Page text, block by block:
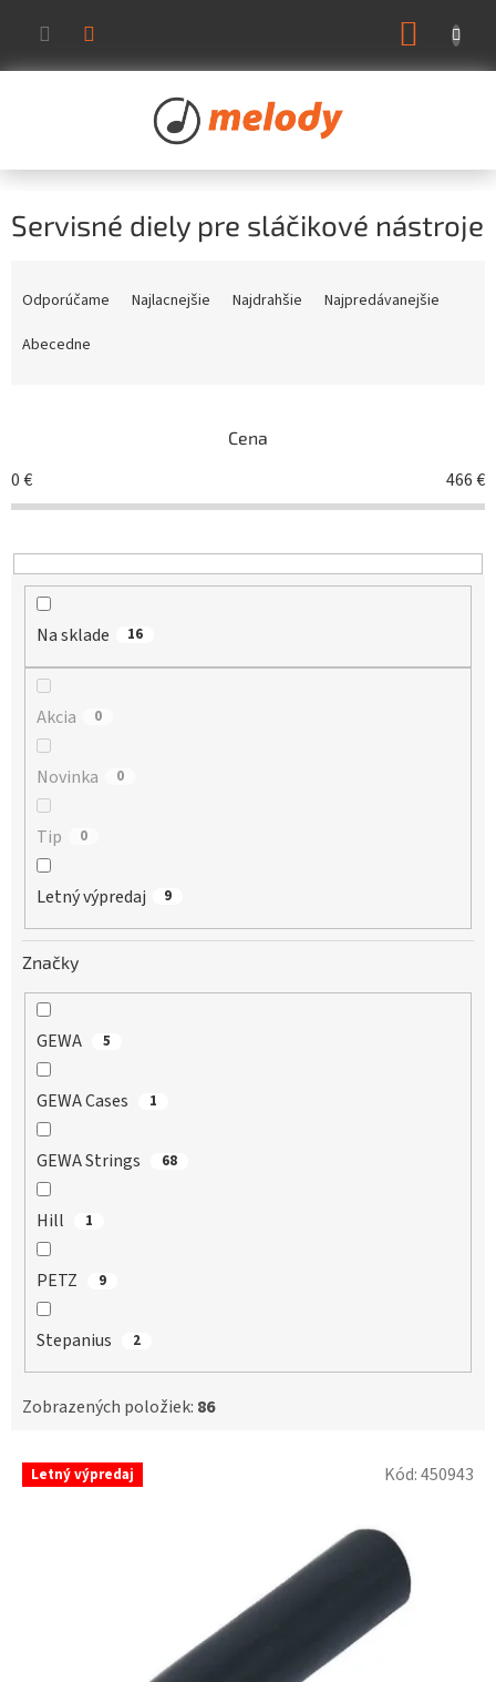
obsah
Servisné diely pre sláčikové nástroje
o
d
Odporúčame Najlacnejšie Najdrahšie
Najpredávanejšie
Abecedne
Cena
0€ 466€
Na sklade 16
Akcia 0
Novinka 0
Tip 0
Letný výpredaj 9
Značky
GEWA 5
GEWA Cases 1
GEWA Strings 68
Hill 1
PETZ 9
Stepanius 2
Zobrazených položiek: 86
V Letný výpredaj Kód:450943